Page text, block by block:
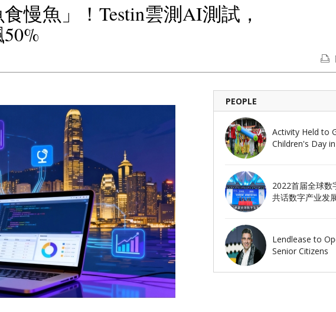
慢魚」！Testin雲測AI測試，
PEOPLE
Activity Held to
Children's Day
2022首届全球数
共话数字产业发
Lendlease to
Senior Citizens